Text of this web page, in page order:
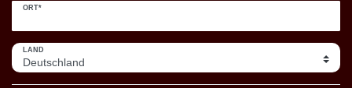
ORT*
LAND